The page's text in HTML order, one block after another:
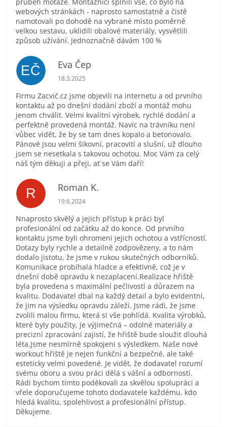
webových stránkách - naprosto samostatně a čistě
namotovali po dohodě na vybrané místo poměrně
velkou sestavu, uklidili obalové materiály, vysvětlili
způsob užívání. Jednoznačně dávám 100 %
EČ Eva Čep
Hodnocení obchodu je 5 z 5 hvězdiček.
18.3.2025
Firmu Zacvič.cz jsme objevili na internetu a od prvního
kontaktu až po dnešní dodání zboží a montáž mohu
jenom chválit. Velmi kvalitní výrobek, rychlé dodání a
perfektně provedená montáž. Navíc na trávníku není
vůbec vidět, že by se tam dnes kopalo a betonovalo.
Pánové jsou velmi šikovní, pracovití a slušní, už dlouho
jsem se nesetkala s takovou ochotou. Moc Vám za celý
náš tým děkuji a přeji, ať se Vám daří!
R Roman K.
Hodnocení obchodu je 5 z 5 hvězdiček.
19.6.2024
Nnaprosto skvělý a jejich přístup k práci byl
profesionální od začátku až do konce. Od prvního
kontaktu jsme byli ohromeni jejich ochotou a vstřícností.
Dotazy byly rychle a detailně zodpovězeny, a to nám
dodalo jistotu, že jsme v rukou skutečných odborníků.
Komunikace probíhala hladce a efektivně, což je v
dnešní době opravdu k nezaplacení.Realizace hřiště
byla provedena s maximální pečlivostí a důrazem na
kvalitu. Dodavatel dbal na každý detail a bylo evidentní,
že jim na výsledku opravdu záleží. Jsme rádi, že jsme
zvolili malou firmu, která si vše pohlídá. Kvalita výrobků,
které byly použity, je výjimečná – odolné materiály a
precizní zpracování zajistí, že hřiště bude sloužit dlouhá
léta.Jsme nesmírně spokojeni s výsledkem. Naše nové
workout hřiště je nejen funkční a bezpečné, ale také
esteticky velmi povedené. Je vidět, že dodavatel rozumí
svému oboru a svou práci dělá s vášní a odborností.
Rádi bychom tímto poděkovali za skvělou spolupráci a
vřele doporučujeme tohoto dodavatele každému, kdo
hledá kvalitu, spolehlivost a profesionální přístup.
Děkujeme.